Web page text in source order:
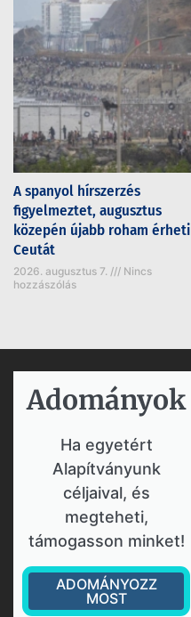
A spanyol hírszerzés
figyelmeztet, augusztus
közepén újabb roham érheti
Ceutát
2026. augusztus 7.
Nincs
hozzászólás
Adományok​
Ha egyetért
Alapítványunk
céljaival, és
megteheti,
támogasson minket!
ADOMÁNYOZZ
MOST